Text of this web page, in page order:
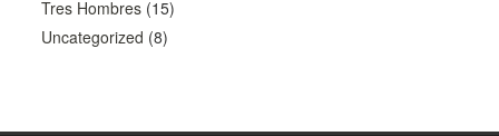
Tres Hombres(15)
Uncategorized (8)